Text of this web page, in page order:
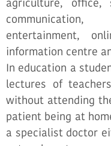
entertainment,
information centre
In education a
lectures of
without attending
patient being at
a specialist doctor